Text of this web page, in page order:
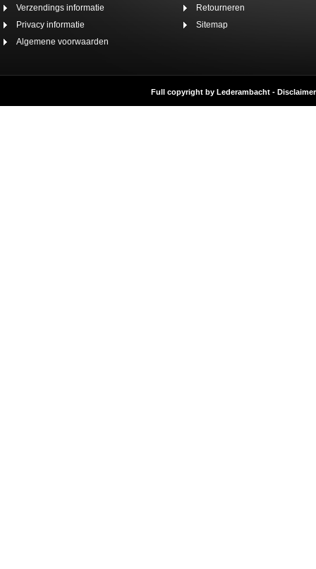
Verzendings informatie
Privacy informatie
Algemene voorwaarden
Retourneren
Sitemap
Full copyright by Lederambacht - Disclaimer